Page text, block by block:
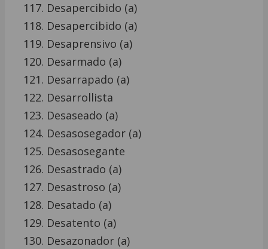
Desapercibido (a)
Desapercibido (a)
Desaprensivo (a)
Desarmado (a)
Desarrapado (a)
Desarrollista
Desaseado (a)
Desasosegador (a)
Desasosegante
Desastrado (a)
Desastroso (a)
Desatado (a)
Desatento (a)
Desazonador (a)